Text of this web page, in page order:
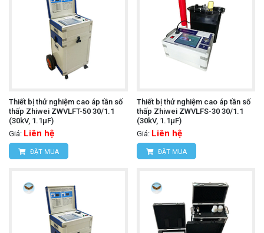
Thiết bị thử nghiệm cao áp tần số
thấp Zhiwei ZWVLFT-50 30/1.1
(30kV, 1.1μF)
Giá: Liên hệ
ĐẶT MUA
Thiết bị thử nghiệm cao áp tần số
thấp Zhiwei ZWVLFS-30 30/1.1
(30kV, 1.1μF)
Giá: Liên hệ
ĐẶT MUA